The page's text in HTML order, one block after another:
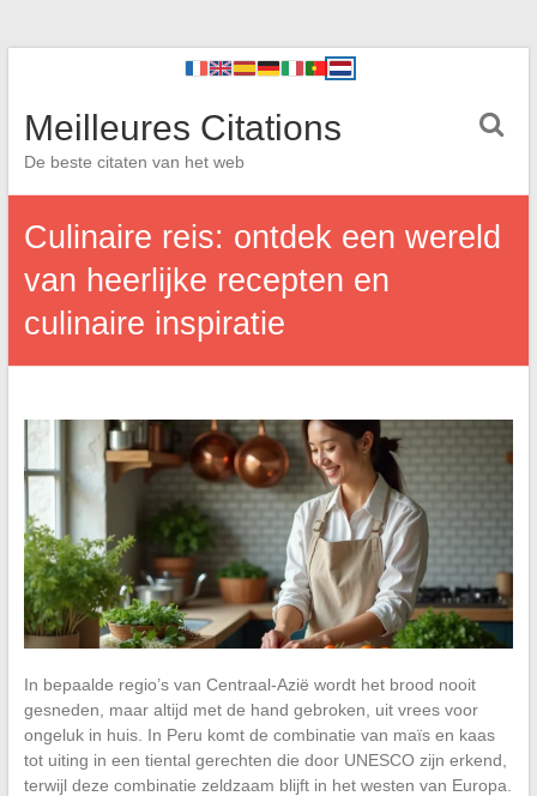
Meilleures Citations
De beste citaten van het web
Culinaire reis: ontdek een wereld
van heerlijke recepten en
culinaire inspiratie
In bepaalde regio’s van Centraal-Azië wordt het brood nooit
gesneden, maar altijd met de hand gebroken, uit vrees voor
ongeluk in huis. In Peru komt de combinatie van maïs en kaas
tot uiting in een tiental gerechten die door UNESCO zijn erkend,
terwijl deze combinatie zeldzaam blijft in het westen van Europa.